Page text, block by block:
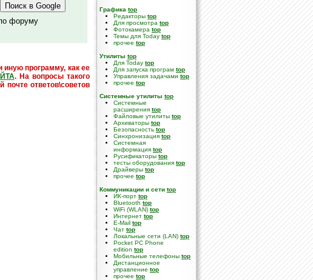
форуму
иную программу, как ее
. На вопросы такого
почте ответов\советов
Графика top
Редакторы top
Для просмотра top
Фотокамера top
Темы для Today top
прочее top
Утилиты top
Для Today top
Для запуска програм top
Управления задачами top
прочее top
Системные утилиты top
Cистемные
расширения top
Файловые утилиты top
Архиваторы top
Безопасность top
Синхронизация top
Системная
информация top
Русификаторы top
тесты оборудования top
Драйверы top
прочее top
Коммуникации и сети top
ИК-порт top
Bluetooth top
WiFi (WLAN) top
Интернет top
E-Mail top
Чат top
Локальные сети (LAN) top
Pocket PC Phone
edition top
Мобильные телефоны top
Дистанционное
управление top
прочее top